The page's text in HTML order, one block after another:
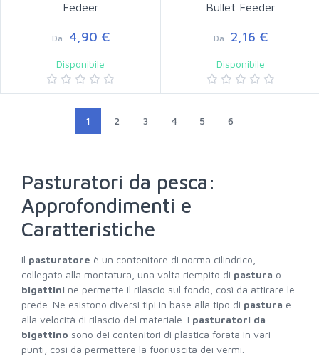
Fedeer
Da 4,90 €
Disponibile
Bullet Feeder
Da 2,16 €
Disponibile
1 2 3 4 5 6
Pasturatori da pesca:
Approfondimenti e
Caratteristiche
Il pasturatore è un contenitore di norma cilindrico,
collegato alla montatura, una volta riempito di pastura o
bigattini ne permette il rilascio sul fondo, così da attirare le
prede. Ne esistono diversi tipi in base alla tipo di pastura e
alla velocità di rilascio del materiale. I pasturatori da
bigattino sono dei contenitori di plastica forata in vari
punti, così da permettere la fuoriuscita dei vermi.